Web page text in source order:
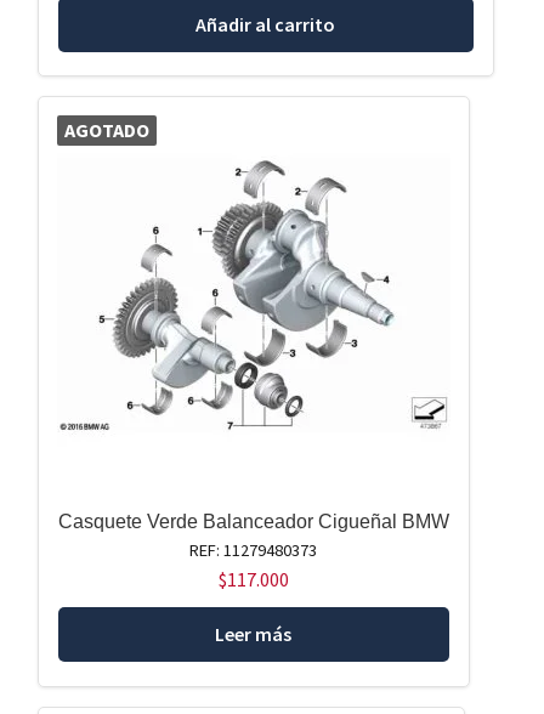
Añadir al carrito
AGOTADO
Casquete Verde Balanceador Cigueñal BMW
REF: 11279480373
$117.000
Leer más